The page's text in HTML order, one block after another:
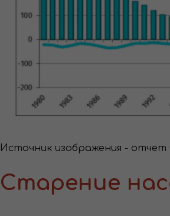
Источник изображения - отчет
Старение